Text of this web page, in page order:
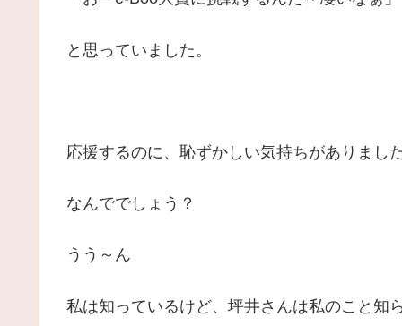
と思っていました。
応援するのに、恥ずかしい気持ちがありました
なんででしょう？
うう～ん
私は知っているけど、坪井さんは私のこと知